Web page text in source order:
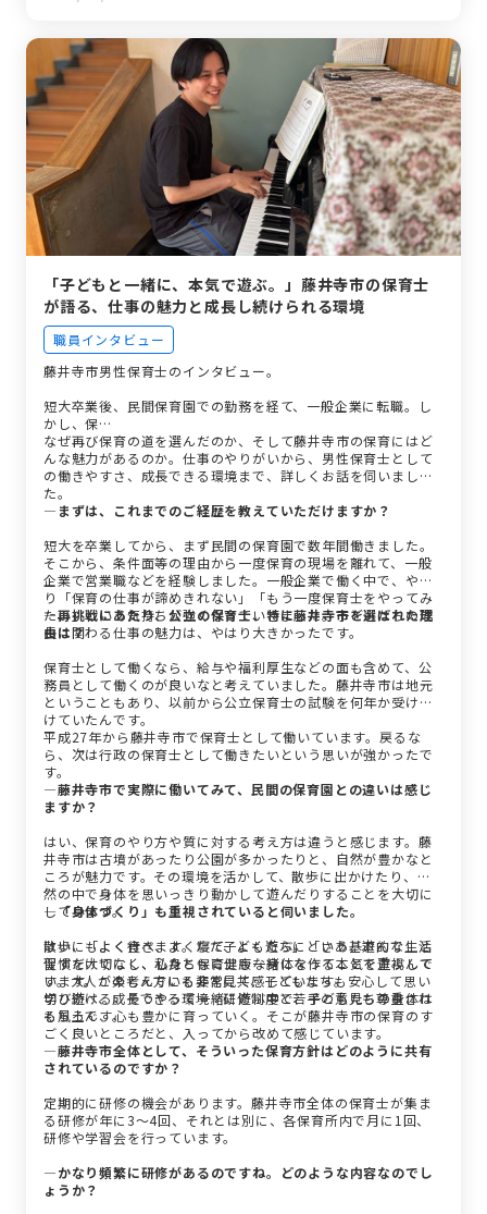
指す方へ
「子どもと一緒に、本気で遊ぶ。」藤井寺市の保育士
が語る、仕事の魅力と成長し続けられる環境
職員インタビュー
藤井寺市男性保育士のインタビュー。
短大卒業後、民間保育園での勤務を経て、一般企業に転職。し
かし、保…
なぜ再び保育の道を選んだのか、そして藤井寺市の保育にはど
んな魅力があるのか。仕事のやりがいから、男性保育士として
の働きやすさ、成長できる環境まで、詳しくお話を伺いまし
た。
―まずは、これまでのご経歴を教えていただけますか？
短大を卒業してから、まず民間の保育園で数年間働きました。
そこから、条件面等の理由から一度保育の現場を離れて、一般
企業で営業職などを経験しました。一般企業で働く中で、やは
り「保育の仕事が諦めきれない」「もう一度保育士をやってみ
たい」という気持ちが強くなっていきました。子どもたちの成
長に関わる仕事の魅力は、やはり大きかったです。
―再挑戦にあたり、公立の保育士、特に藤井寺市を選ばれた理
由は？
保育士として働くなら、給与や福利厚生などの面も含めて、公
務員として働くのが良いなと考えていました。藤井寺市は地元
ということもあり、以前から公立保育士の試験を何年か受け続
けていたんです。
平成27年から藤井寺市で保育士として働いています。戻るな
ら、次は行政の保育士として働きたいという思いが強かったで
す。
―藤井寺市で実際に働いてみて、民間の保育園との違いは感じ
ますか？
はい、保育のやり方や質に対する考え方は違うと感じます。藤
井寺市は古墳があったり公園が多かったりと、自然が豊かなと
ころが魅力です。その環境を活かして、散歩に出かけたり、自
然の中で身体を思いっきり動かして遊んだりすることを大切に
しています。
散歩にもよく行きます。ただ子どもたちに「さあ、遊んで」と
促すだけでなく、私たち保育士も一緒になって本気で遊ぶんで
す。大人が楽しんでいる姿を見て、子どもたちも安心して思い
切り遊べる。そうやって一緒に遊ぶ中で、子どもたちの身体は
もちろん、心も豊かに育っていく。そこが藤井寺市の保育のす
ごく良いところだと、入ってから改めて感じています。
―「身体づくり」も重視されていると伺いました。
はい、「よく食べ、よく寝て、よく遊ぶ」という基本的な生活
習慣を大切にし、心身ともに健康な身体を作ることを重視して
います。この考え方にも非常に共感しています。
学び続け、成長できる環境：研修制度と若手の意見も尊重され
る風土です。
―藤井寺市全体として、そういった保育方針はどのように共有
されているのですか？
定期的に研修の機会があります。藤井寺市全体の保育士が集ま
る研修が年に3～4回、それとは別に、各保育所内で月に1回、
研修や学習会を行っています。
―かなり頻繁に研修があるのですね。どのような内容なのでし
ょうか？